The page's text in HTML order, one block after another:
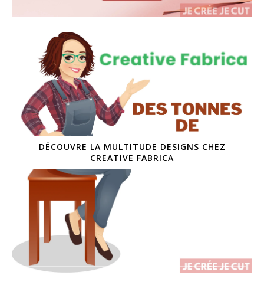
DÉCOUVRE LA MULTITUDE DESIGNS CHEZ
CREATIVE FABRICA